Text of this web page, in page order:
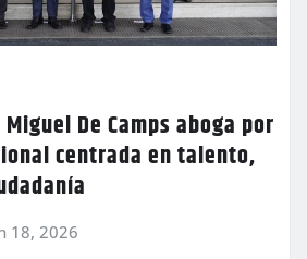
Miguel De Camps aboga por
centrada en talento,
18, 2026